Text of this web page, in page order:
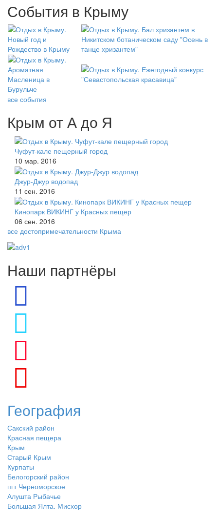
События в Крыму
все события
Крым от А до Я
Чуфут-кале пещерный город
10 мар. 2016
Джур-Джур водопад
11 сен. 2016
Кинопарк ВИКИНГ у Красных пещер
06 сен. 2016
все достопримечательности Крыма
Наши партнёры
География
Сакский район
Красная пещера
Крым
Старый Крым
Курпаты
Белогорский район
пгт Черноморское
Алушта Рыбачье
Большая Ялта. Мисхор